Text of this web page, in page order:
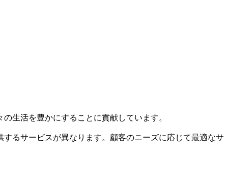
生活を豊かにすることに貢献しています。
るサービスが異なります。顧客のニーズに応じて最適なサ